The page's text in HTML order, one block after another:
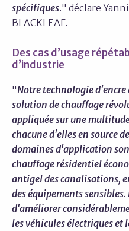
spécifiques." déclare
BLACKLEAF.
Des cas d’usage
d’industrie
"Notre technologie
solution de chauffage
appliquée sur une
chacune d'elles en source
domaines d'application
chauffage résidentiel
antigel des canalisations,
des équipements
d'améliorer
les véhicules électriques et